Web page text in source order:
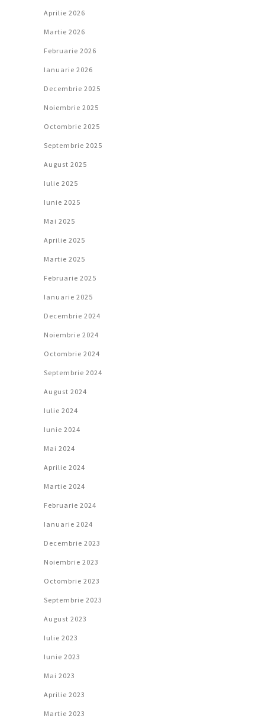
Aprilie 2026
Martie 2026
Februarie 2026
Ianuarie 2026
Decembrie 2025
Noiembrie 2025
Octombrie 2025
Septembrie 2025
August 2025
Iulie 2025
Iunie 2025
Mai 2025
Aprilie 2025
Martie 2025
Februarie 2025
Ianuarie 2025
Decembrie 2024
Noiembrie 2024
Octombrie 2024
Septembrie 2024
August 2024
Iulie 2024
Iunie 2024
Mai 2024
Aprilie 2024
Martie 2024
Februarie 2024
Ianuarie 2024
Decembrie 2023
Noiembrie 2023
Octombrie 2023
Septembrie 2023
August 2023
Iulie 2023
Iunie 2023
Mai 2023
Aprilie 2023
Martie 2023